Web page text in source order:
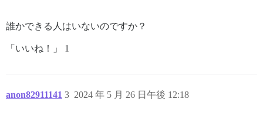
誰かできる人はいないのですか？
「いいね！」 1
anon82911141 2024 年 5 月 26 日午後 12:18
3